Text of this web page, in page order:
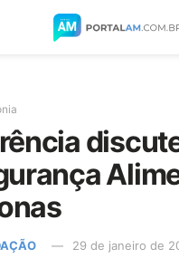
29 de janeiro de